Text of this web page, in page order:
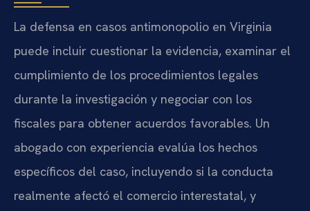
La defensa en casos antimonopolio en Virginia
puede incluir cuestionar la evidencia, examinar el
cumplimiento de los procedimientos legales
durante la investigación y negociar con los
fiscales para obtener acuerdos favorables. Un
abogado con experiencia evalúa los hechos
específicos del caso, incluyendo si la conducta
realmente afectó el comercio interestatal, y